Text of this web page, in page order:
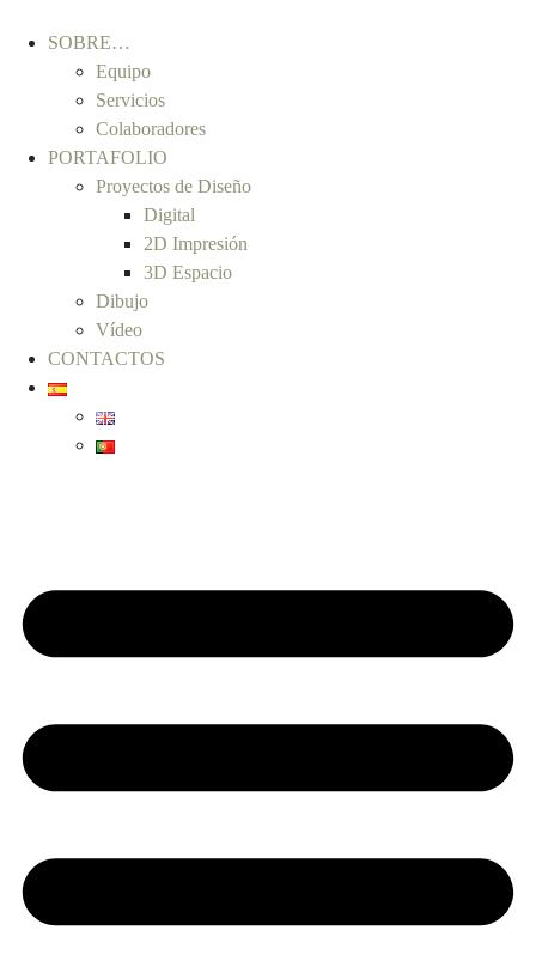
SOBRE…
Equipo
Servicios
Colaboradores
PORTAFOLIO
Proyectos de Diseño
Digital
2D Impresión
3D Espacio
Dibujo
Vídeo
CONTACTOS